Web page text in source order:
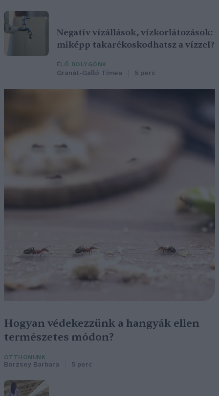
Negatív vízállások, vízkorlátozások:
miképp takarékoskodhatsz a vízzel?
ÉLŐ BOLYGÓNK
Granát-Galló Tímea 5 perc
Hogyan védekezzünk a hangyák ellen
természetes módon?
OTTHONUNK
Börzsey Barbara 5 perc